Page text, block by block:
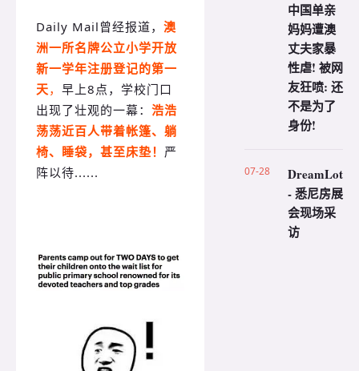
Daily Mail曾经报道， 澳
洲一所名牌公立小学开放
新一学年注册登记的第一
天， 早上8点，学校门口
出现了壮观的一幕： 浩浩
荡荡近百人带着帐篷、躺
椅、睡袋，甚至床垫！ 严
阵以待......
中国单亲
妈妈遭澳
丈夫家暴
性虐! 被网
友狂喷: 还
不是为了
身份!
07-28
DreamLot
- 悉尼房展
会现场采
访